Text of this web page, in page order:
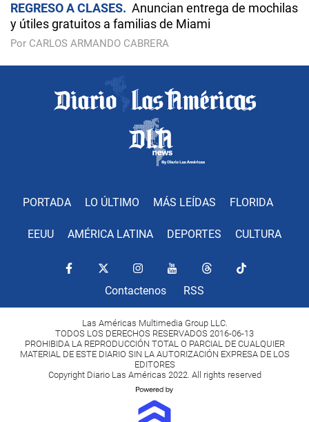
REGRESO A CLASES
Anuncian entrega de mochilas
y útiles gratuitos a familias de Miami
Por CARLOS ARMANDO CABRERA
PORTADA LO ÚLTIMO MÁS LEÍDAS FLORIDA
EEUU AMÉRICA LATINA DEPORTES CULTURA
Contactenos RSS
Las Américas Multimedia Group LLC.
TODOS LOS DERECHOS RESERVADOS 2016-06-13
PROHIBIDA LA REPRODUCCIÓN TOTAL O PARCIAL DE CUALQUIER
MATERIAL DE ESTE DIARIO SIN LA AUTORIZACIÓN EXPRESA DE LOS
EDITORES
Copyright Diario Las Américas 2022. All rights reserved